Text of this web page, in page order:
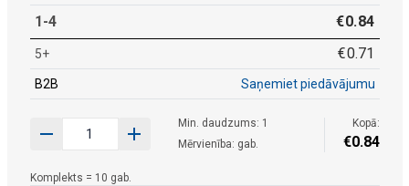
1-4 €0.84
5+ €0.71
B2B Saņemiet piedāvājumu
Min. daudzums: 1
Mērvienība: gab.
Kopā:
€0.84
Komplekts = 10 gab.